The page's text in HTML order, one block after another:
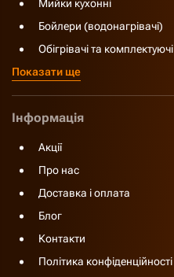
Мийки кухонні
Бойлери (водонагрівачі)
Обігрівачі та комплектуючі
Показати ще
Інформація
Акції
Про нас
Доставка і оплата
Блог
Контакти
Політика конфіденційності